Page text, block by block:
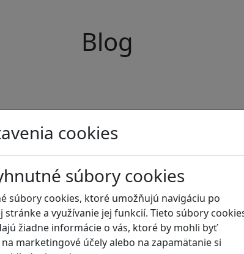
cookies
súbory cookies
súbory cookies, ktoré umožňujú navigáciu po
stránke a využívanie jej funkcií. Tieto súbory
žiadne informácie o vás, ktoré by mohli byť
marketingové účely alebo na zapamätanie si
Blog